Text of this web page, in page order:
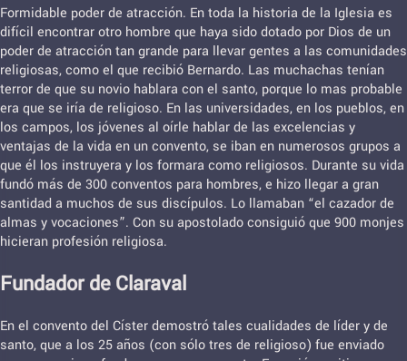
Formidable poder de atracción. En toda la historia de la Iglesia es
difícil encontrar otro hombre que haya sido dotado por Dios de un
poder de atracción tan grande para llevar gentes a las comunidades
religiosas, como el que recibió Bernardo. Las muchachas tenían
terror de que su novio hablara con el santo, porque lo mas probable
era que se iría de religioso. En las universidades, en los pueblos, en
los campos, los jóvenes al oírle hablar de las excelencias y
ventajas de la vida en un convento, se iban en numerosos grupos a
que él los instruyera y los formara como religiosos. Durante su vida
fundó más de 300 conventos para hombres, e hizo llegar a gran
santidad a muchos de sus discípulos. Lo llamaban “el cazador de
almas y vocaciones”. Con su apostolado consiguió que 900 monjes
hicieran profesión religiosa.
Fundador de Claraval
En el convento del Císter demostró tales cualidades de líder y de
santo, que a los 25 años (con sólo tres de religioso) fue enviado